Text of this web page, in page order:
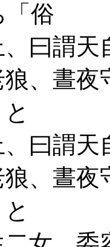
「俗
曰謂
、晝夜
曰謂
、晝夜